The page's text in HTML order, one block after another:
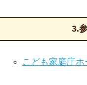
3.
こども家庭庁